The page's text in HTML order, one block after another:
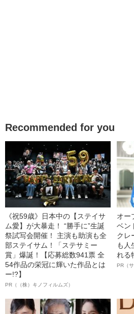
Recommended for you
《祝59歳》日本中の【ステイサ
ム愛】が大暴走！ “勝手に”生誕
祭試写会開催！ 主演も助演も全
部ステイサム！「ステサミー
賞」爆誕！【応募総数941票 全
54作品の栄冠に輝いた作品とは
ー!?】
PR（（株）キノフィルムズ）
オー
ベン
クレ
も人
れる
PR（